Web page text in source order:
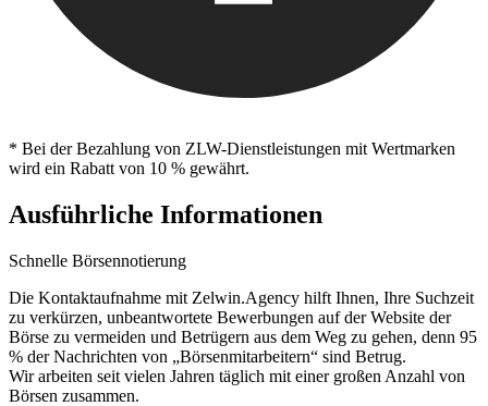
* Bei der Bezahlung von ZLW-Dienstleistungen mit Wertmarken
wird ein Rabatt von 10 % gewährt.
Ausführliche Informationen
Schnelle Börsennotierung
Die Kontaktaufnahme mit Zelwin.Agency hilft Ihnen, Ihre Suchzeit
zu verkürzen, unbeantwortete Bewerbungen auf der Website der
Börse zu vermeiden und Betrügern aus dem Weg zu gehen, denn 95
% der Nachrichten von „Börsenmitarbeitern“ sind Betrug.
Wir arbeiten seit vielen Jahren täglich mit einer großen Anzahl von
Börsen zusammen.